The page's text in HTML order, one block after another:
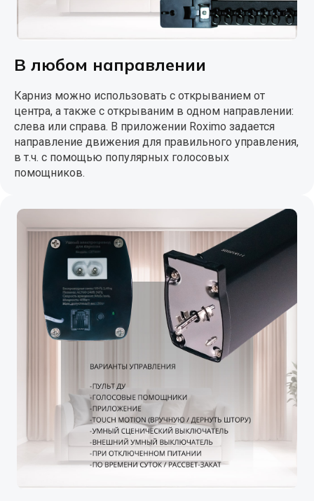
В любом направлении
Карниз можно использовать с открыванием от
центра, а также с открываним в одном направлении:
слева или справа. В приложении Roximo задается
направление движения для правильного управления,
в т.ч. с помощью популярных голосовых
помощников.